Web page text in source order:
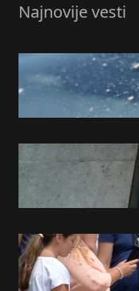
Najnovije vesti